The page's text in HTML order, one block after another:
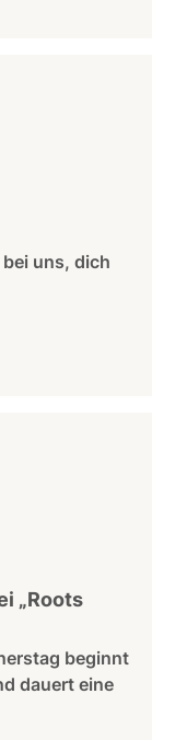
uns, dich
„Roots
beginnt
dauert eine